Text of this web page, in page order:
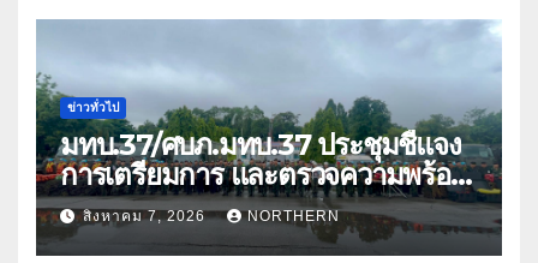
ข่าวทั่วไป
มทบ.37/ศบภ.มทบ.37 ประชุมชี้แจง
การเตรียมการ และตรวจความพร้อม
ด้านการบรรเทาสาธารณภัย
สิงหาคม 7, 2026 NORTHERN